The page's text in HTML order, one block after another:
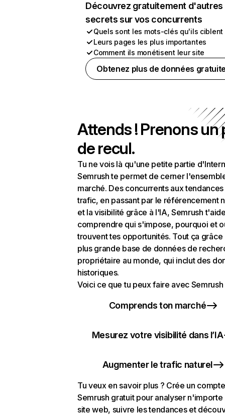
Découvrez gratuitement d'autres
secrets sur vos concurrents
Quels sont les mots-clés qu'ils ciblent
Leurs pages les plus importantes
Comment ils monétisent leur site
Obtenez plus de données
Attends ! Prenons un
de recul.
Tu ne vois là qu'une petite partie
Semrush te permet de cerner
marché. Des concurrents aux
trafic, en passant par le référencement
et la visibilité grâce à l'IA, Semrush
comprendre qui s'impose, pourquoi et
trouvent tes opportunités. Tout ça grâce
plus grande base de données de
propriétaire au monde, qui inclut des
historiques.
Voici ce que tu peux faire avec Semrush
Comprends ton marché
Mesurez votre visibilité dans l’IA
Augmenter le trafic naturel
Tu veux en savoir plus ? Crée un compte
Semrush gratuit pour analyser n'importe
site web, suivre les tendances et